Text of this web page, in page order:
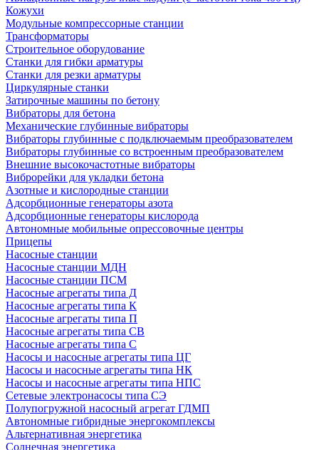
Кожухи
Модульные компрессорные станции
Трансформаторы
Строительное оборудование
Станки для гибки арматуры
Станки для резки арматуры
Циркулярные станки
Затирочные машины по бетону
Вибраторы для бетона
Механические глубинные вибраторы
Вибраторы глубинные с подключаемым преобразователем
Вибраторы глубинные со встроенным преобразователем
Внешние высокочастотные вибраторы
Виброрейки для укладки бетона
Азотные и кислородные станции
Адсорбционные генераторы азота
Адсорбционные генераторы кислорода
Автономные мобильные опрессовочные центры
Прицепы
Насосные станции
Насосные станции МДН
Насосные станции ПСМ
Насосные агрегаты типа Д
Насосные агрегаты типа К
Насосные агрегаты типа П
Насосные агрегаты типа СВ
Насосные агрегаты типа С
Насосы и насосные агрегаты типа ЦГ
Насосы и насосные агрегаты типа НК
Насосы и насосные агрегаты типа НПС
Сетевые электронасосы типа СЭ
Полупогружной насосный агрегат ГДМП
Автономные гибридные энергокомплексы
Альтернативная энергетика
Солнечная энергетика